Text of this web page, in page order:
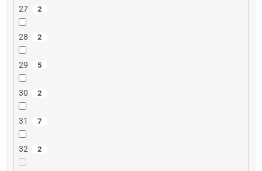
27 2
28 2
29 5
30 2
31 7
32 2